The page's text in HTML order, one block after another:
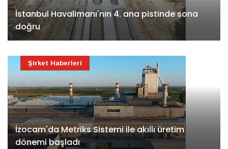
İstanbul Havalimanı'nın 4. ana pistinde sona
doğru
İzocam'da Metriks Sistemi ile akıllı üretim
dönemi başladı
Şirket Haberleri